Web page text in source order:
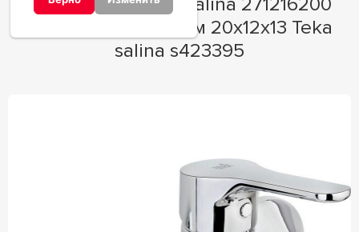
для ванны с душем 20x12x13 Teka
salina s423395